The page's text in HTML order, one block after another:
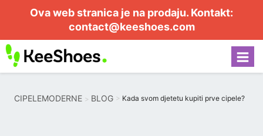
Ova web stranica je na prodaju. Kontakt:
contact@keeshoes.com
CIPELEMODERNE BLOG Kada svom djetetu kupiti prve cipele?